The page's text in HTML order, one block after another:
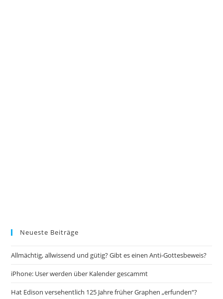
Neueste Beiträge
Allmächtig, allwissend und gütig? Gibt es einen Anti-Gottesbeweis?
iPhone: User werden über Kalender gescammt
Hat Edison versehentlich 125 Jahre früher Graphen „erfunden“?